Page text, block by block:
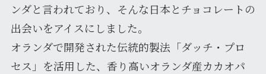
ンダと言われており、そんな日本とチョコレートの
出会いをアイスにしました。
オランダで開発された伝統的製法「ダッチ・プロ
セス」を活用した、香り高いオランダ産カカオパ